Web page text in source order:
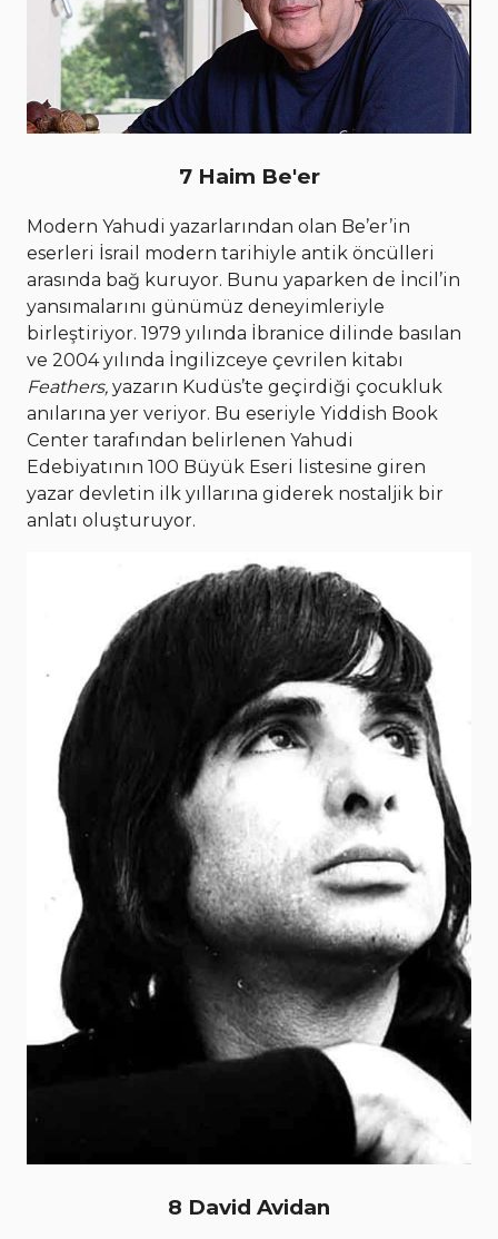
7 Haim Be'er
Modern Yahudi yazarlarından olan Be’er’in
eserleri İsrail modern tarihiyle antik öncülleri
arasında bağ kuruyor. Bunu yaparken de İncil’in
yansımalarını günümüz deneyimleriyle
birleştiriyor. 1979 yılında İbranice dilinde basılan
ve 2004 yılında İngilizceye çevrilen kitabı
Feathers, yazarın Kudüs’te geçirdiği çocukluk
anılarına yer veriyor. Bu eseriyle Yiddish Book
Center tarafından belirlenen Yahudi
Edebiyatının 100 Büyük Eseri listesine giren
yazar devletin ilk yıllarına giderek nostaljik bir
anlatı oluşturuyor.
8 David Avidan